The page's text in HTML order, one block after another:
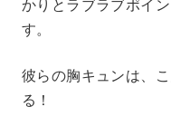
かりとラブラブポイ
す。
彼らの胸キュンは、
る！